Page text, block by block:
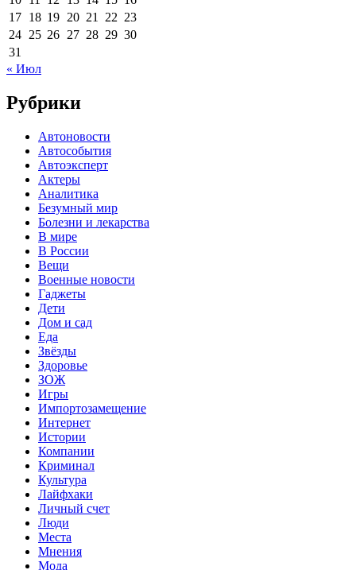
17 18 19 20 21 22 23
24 25 26 27 28 29 30
31
« Июл
Рубрики
Автоновости
Автособытия
Автоэксперт
Актеры
Аналитика
Безумный мир
Болезни и лекарства
В мире
В России
Вещи
Военные новости
Гаджеты
Дети
Дом и сад
Еда
Звёзды
Здоровье
ЗОЖ
Игры
Импортозамещение
Интернет
Истории
Компании
Криминал
Культура
Лайфхаки
Личный счет
Люди
Места
Мнения
Мода